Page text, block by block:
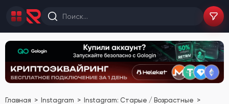
Главная Instagram
Instagram: Старые / Возрастные